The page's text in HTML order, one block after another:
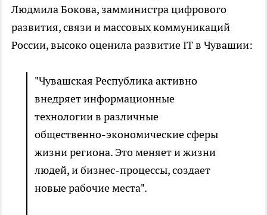
Людмила Бокова, замминистра цифрового
развития, связи и массовых коммуникаций
России, высоко оценила развитие IT в Чувашии:
"Чувашская Республика активно
внедряет информационные
технологии в различные
общественно-экономические сферы
жизни региона. Это меняет и жизни
людей, и бизнес-процессы, создает
новые рабочие места".